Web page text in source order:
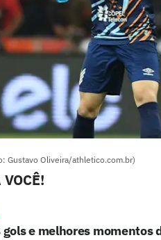
Gustavo Oliveira/athletico.com.br)
gols e melhores momentos